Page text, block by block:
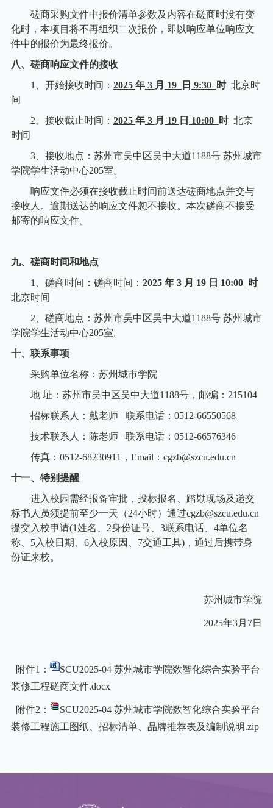
磋商采购文件中报价清单参数及内容在磋商时没有变
化时，本项目将不再组织二次报价，即以响应单位响应文
件中的报价为最终报价。
八、磋商响应文件的接收
1
开始接收时间： 2025 年3 月 19 日 9:30 时 北京时
间
2
接收截止时间： 2025 年3 月 19 日 10:00 时 北京
时间
3、接收地点：苏州市吴中区吴中大道1188号 苏州城市
学院学生活动中心205室。
响应文件必须在接收截止时间前送达磋商地点并交与
接收人。逾期送达的响应文件恕不接收。本次磋商不接受
邮寄的响应文件。
九、磋商时间和地点
1
、磋商时间：磋商时间： 2025 年3 月 19 日 10:00
时
北京时间
2 、磋商地点：苏州市吴中区吴中大道1188号 苏州城市
学院学生活动中心205室。
十、联系事项
采购单位名称： 苏州城市学院
地 址：苏州市吴中区吴中大道1188号，邮编： 215104
招标联系人：戴老师
联系电话： 0512-66550568
技术联系人：陈老师
联系电话： 0512-66576346
传真： 0512-68230911 ， Email ： cgzb@szcu.edu.cn
十一、特别提醒
进入校园需经报备审批，投标报名、踏勘现场及递交
标书人员须提前至少一天（24小时）通过cgzb@szcu.edu.cn
提交入校申请(1姓名、 2身份证号、 3联系电话、 4单位名
称、 5入校日期、 6入校原因、 7交通工具)，通过后携带身
份证来校。
苏州城市学院
2025年3月 7日
附件1：
SCU2025-04 苏州城市学院数智化综合实验平台
装修工程磋商文件.docx
附件2：
SCU2025-04 苏州城市学院数智化综合实验平台
装修工程施工图纸、招标清单、品牌推荐表及编制说明.zip